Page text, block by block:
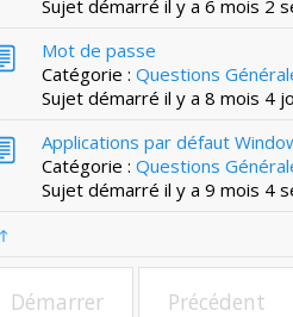
Sujet démarré il y a 6 mois 2
Mot de passe
Catégorie : Questions
Sujet démarré il y a 8 mois 4
Applications par défaut
Catégorie : Questions
Sujet démarré il y a 9 mois 4
Démarrer Précédent